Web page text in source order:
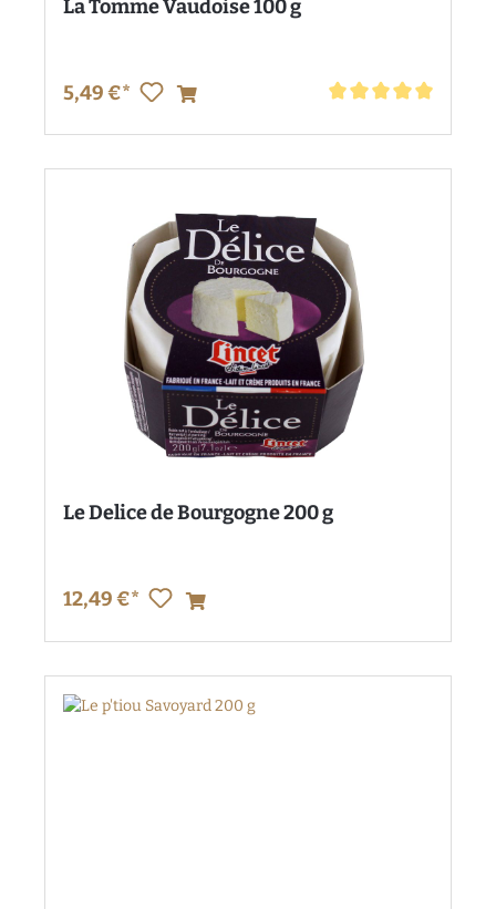
La Tomme Vaudoise 100 g
5,49 €*
Le Delice de Bourgogne 200 g
12,49 €*